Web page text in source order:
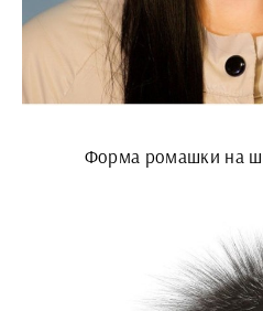
Форма ромашки на